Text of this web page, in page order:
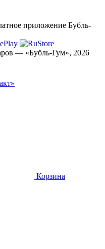
приложение Бубль-
— «Бубль-Гум», 2026
Корзина